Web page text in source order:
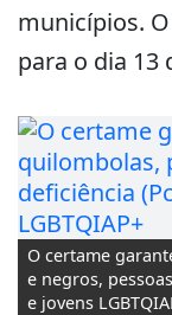
municípios.
para o dia 13
O certame
e negros,
e jovens